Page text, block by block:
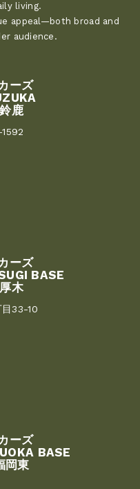
living.
appeal—both broad and
audience.
ーズ
鹿
ーズ
BASE
木
33-10
ーズ
BASE
岡東